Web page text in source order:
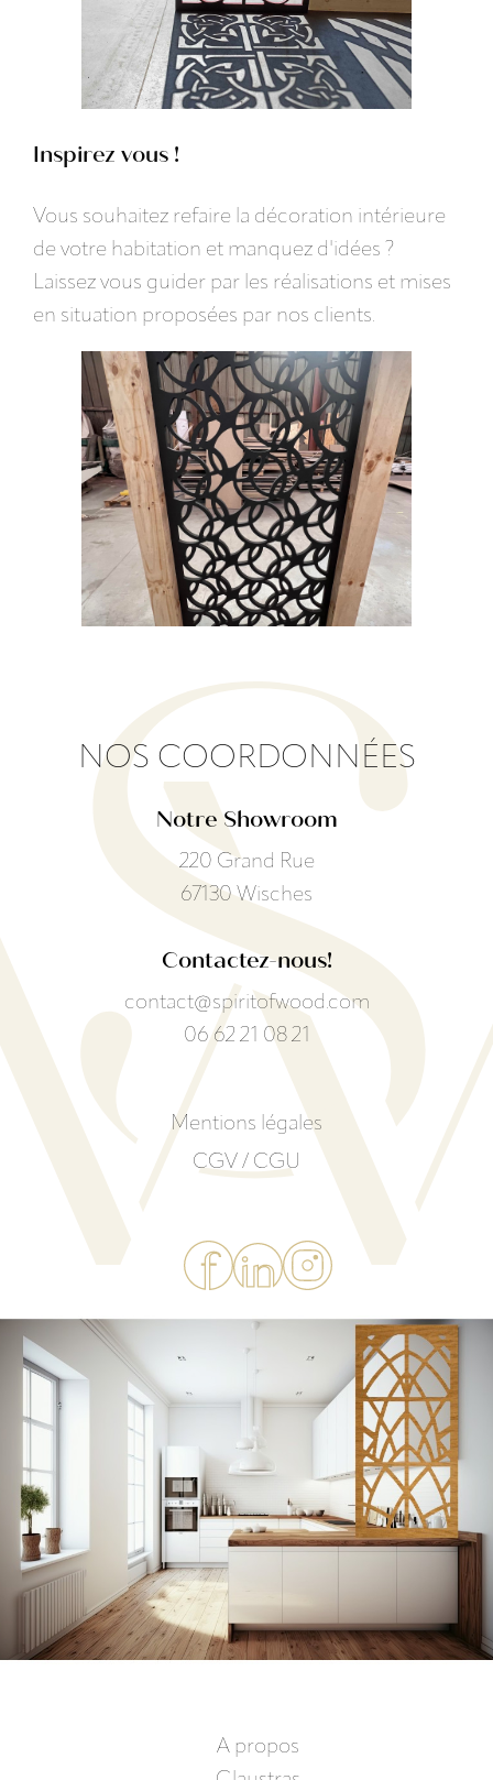
Inspirez vous !
Vous souhaitez refaire la décoration intérieure
de votre habitation et manquez d'idées ?
Laissez vous guider par les réalisations et mises
en situation proposées par nos clients.
NOS COORDONNÉES
Notre Showroom
220 Grand Rue
67130 Wisches
Contactez-nous!
contact@spiritofwood.com
06 62 21 08 21
Mentions légales
CGV / CGU
A propos